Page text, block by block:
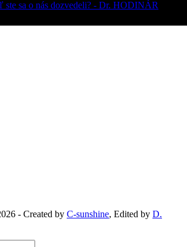
- Created by C-sunshine, Edited by D.